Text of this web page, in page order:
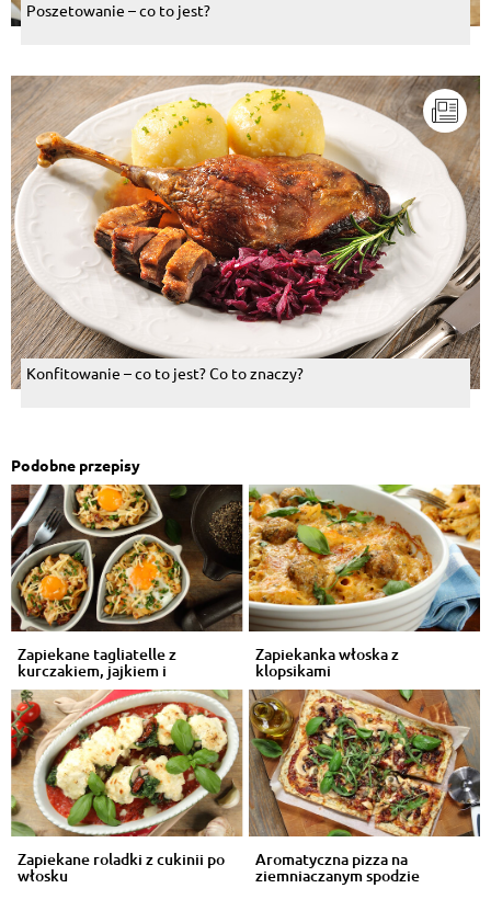
Poszetowanie – co to jest?
Konfitowanie – co to jest? Co to znaczy?
Podobne przepisy
Zapiekane tagliatelle z
kurczakiem, jajkiem i
szczypiorem
Zapiekanka włoska z
klopsikami
Zapiekane roladki z cukinii po
włosku
Aromatyczna pizza na
ziemniaczanym spodzie